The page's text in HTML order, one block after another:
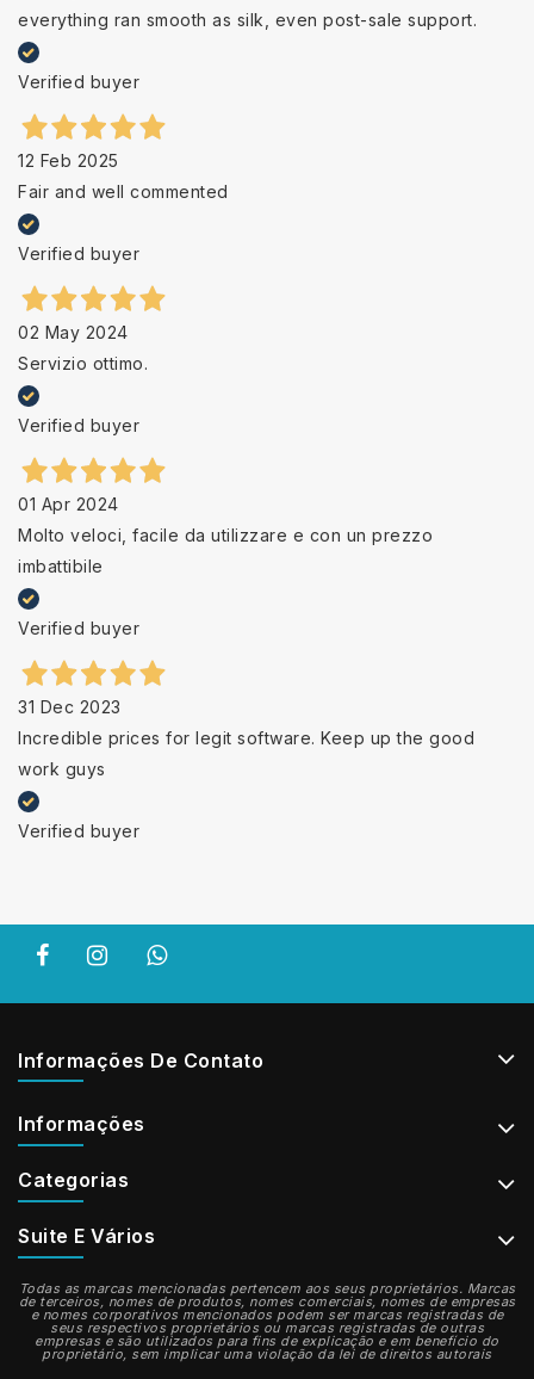
everything ran smooth as silk, even post-sale support.
Verified buyer
12 Feb 2025
Fair and well commented
Verified buyer
02 May 2024
Servizio ottimo.
Verified buyer
01 Apr 2024
Molto veloci, facile da utilizzare e con un prezzo
imbattibile
Verified buyer
31 Dec 2023
Incredible prices for legit software. Keep up the good
work guys
Verified buyer
Informações De Contato
Informações
Categorias
Suite E Vários
Todas as marcas mencionadas pertencem aos seus proprietários. Marcas
de terceiros, nomes de produtos, nomes comerciais, nomes de empresas
e nomes corporativos mencionados podem ser marcas registradas de
seus respectivos proprietários ou marcas registradas de outras
empresas e são utilizados para fins de explicação e em benefício do
proprietário, sem implicar uma violação da lei de direitos autorais